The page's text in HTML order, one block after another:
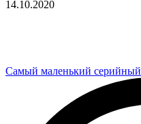
14.10.2020
Самый маленький серийный